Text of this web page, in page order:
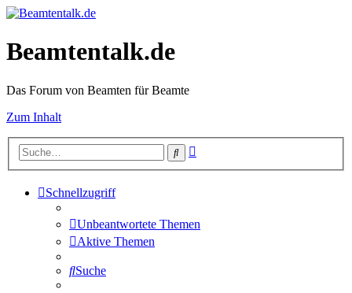
Beamtentalk.de
Das Forum von Beamten für Beamte
Zum Inhalt
Suche
Schnellzugriff
Unbeantwortete Themen
Aktive Themen
Suche